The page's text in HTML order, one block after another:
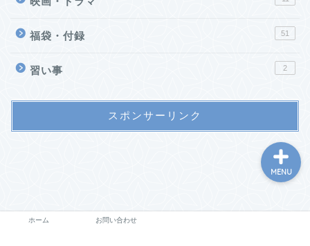
福袋・付録 51
習い事 2
スポンサーリンク
ホーム お問い合わせ
MENU
ホーム